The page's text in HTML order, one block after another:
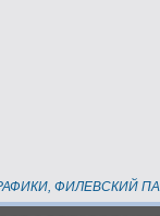
ФИЛЕВСКИЙ